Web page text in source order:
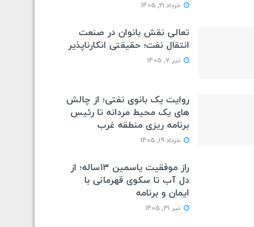
خرداد 21, 1405
تعالی نقش بانوان در صنعت
انتقال نفت؛ حقیقتی انکارناپذیر
تیر 7, 1405
روایت یک بانوی نفتی؛ از چالش
های یک محیط مردانه تا رئیس
برنامه ریزی منطقه غرب
خرداد 19, 1405
راز موفقیت یاسمین ۱۳ساله؛ از
دل آب تا سکوی قهرمانی با
ایمان و برنامه
تیر 31, 1405